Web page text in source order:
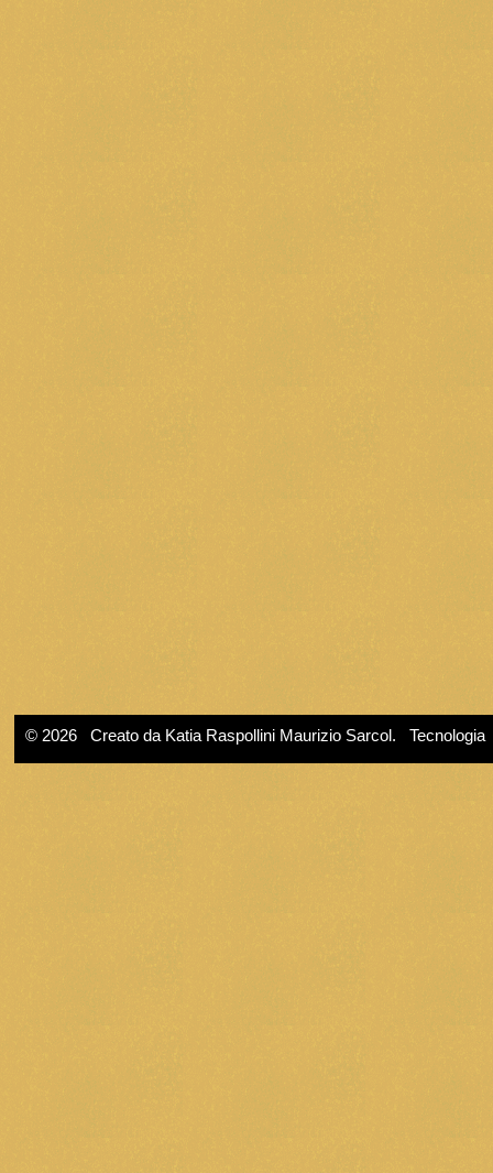
© 2026 Creato da Katia Raspollini Maurizio Sarcol . Tecnologia